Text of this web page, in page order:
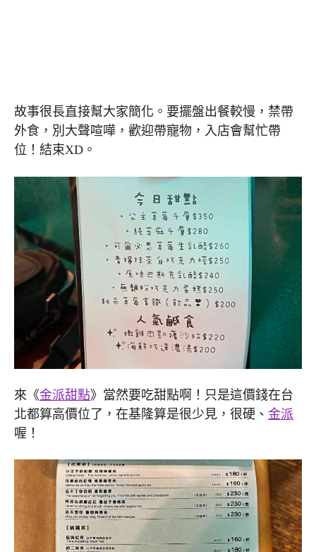
故事很長直接幫大家簡化。要擺盤出餐較慢，禁帶
外食，別大聲喧嘩，歡迎帶寵物，入店會幫忙帶
位！結束XD。
來《金派甜點》當然要吃甜點啊！只是這價錢在台
北都算高價位了，在基隆算是很少見，很硬、 金派
喔！